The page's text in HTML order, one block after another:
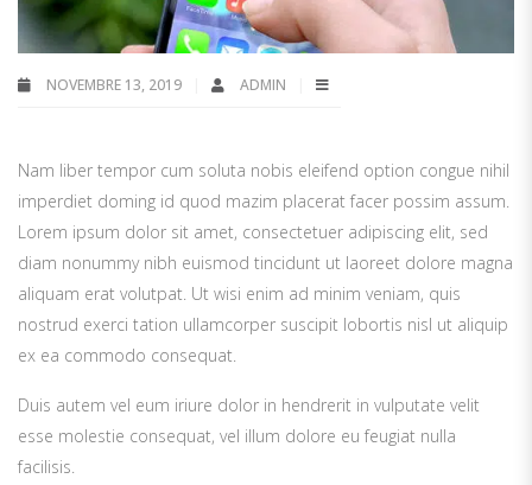
NOVEMBRE 13, 2019 ADMIN
Nam liber tempor cum soluta nobis eleifend option congue nihil
imperdiet doming id quod mazim placerat facer possim assum.
Lorem ipsum dolor sit amet, consectetuer adipiscing elit, sed
diam nonummy nibh euismod tincidunt ut laoreet dolore magna
aliquam erat volutpat. Ut wisi enim ad minim veniam, quis
nostrud exerci tation ullamcorper suscipit lobortis nisl ut aliquip
ex ea commodo consequat.
Duis autem vel eum iriure dolor in hendrerit in vulputate velit
esse molestie consequat, vel illum dolore eu feugiat nulla
facilisis.